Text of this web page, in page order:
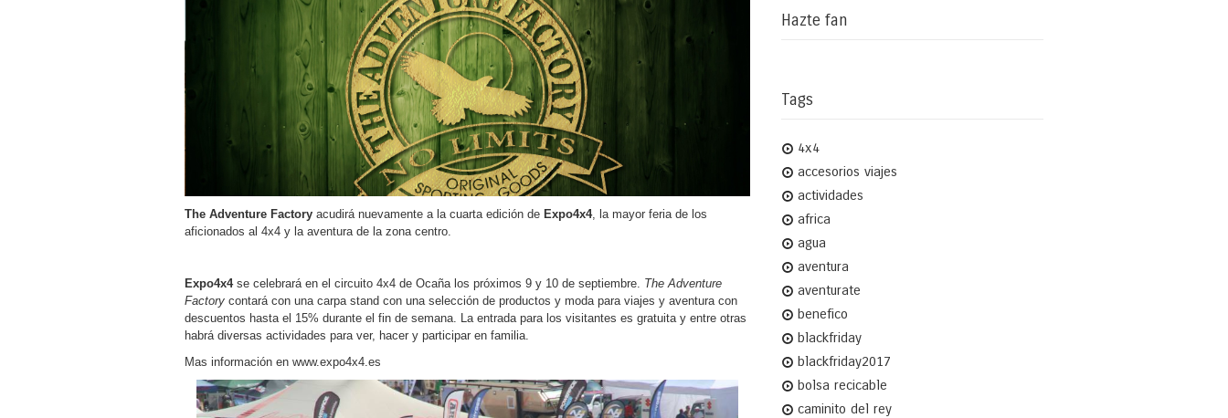
The Adventure Factory acudirá nuevamente a la cuarta edición de Expo4x4, la mayor feria de los
aficionados al 4x4 y la aventura de la zona centro.
Expo4x4se celebrará en el circuito 4x4 de Ocaña los próximos 9 y 10 de septiembre. The Adventure
Factory contará con una carpa stand con una selección de productos y moda para viajes y aventura con
descuentos hasta el 15% durante el fin de semana. La entrada para los visitantes es gratuita y entre otras
habrá diversas actividades para ver, hacer y participar en familia.
Mas información en www.expo4x4.es
Hazte fan
Tags
4x4
accesorios viajes
actividades
africa
agua
aventura
aventurate
benefico
blackfriday
blackfriday2017
bolsa recicable
caminito del rey